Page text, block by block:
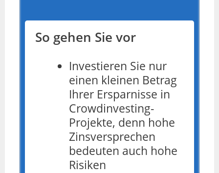
So gehen Sie vor
Investieren Sie nur
einen kleinen Betrag
Ihrer Ersparnisse in
Crowdinvesting-
Projekte, denn hohe
Zinsversprechen
bedeuten auch hohe
Risiken